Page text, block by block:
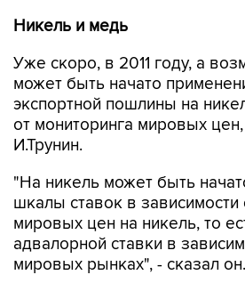
Никель и медь
Уже скоро, в 2011 году, а
может быть начато
экспортной пошлины на
от мониторинга мировых
И.Трунин.
"На никель может быть
шкалы ставок в зависимости
мировых цен на никель, то
адвалорной ставки в
мировых рынках", - сказал он.